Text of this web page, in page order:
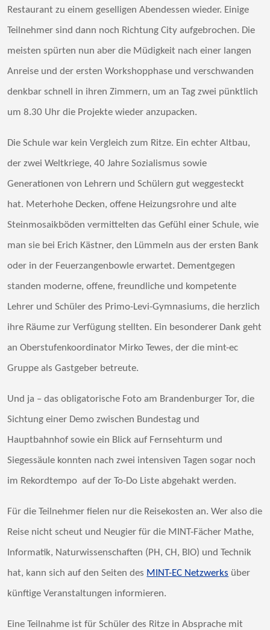
Restaurant zu einem geselligen Abendessen wieder. Einige
Teilnehmer sind dann noch Richtung City aufgebrochen. Die
meisten spürten nun aber die Müdigkeit nach einer langen
Anreise und der ersten Workshopphase und verschwanden
denkbar schnell in ihren Zimmern, um an Tag zwei pünktlich
um 8.30 Uhr die Projekte wieder anzupacken.
Die Schule war kein Vergleich zum Ritze. Ein echter Altbau,
der zwei Weltkriege, 40 Jahre Sozialismus sowie
Generationen von Lehrern und Schülern gut weggesteckt
hat. Meterhohe Decken, offene Heizungsrohre und alte
Steinmosaikböden vermittelten das Gefühl einer Schule, wie
man sie bei Erich Kästner, den Lümmeln aus der ersten Bank
oder in der Feuerzangenbowle erwartet. Dementgegen
standen moderne, offene, freundliche und kompetente
Lehrer und Schüler des Primo-Levi-Gymnasiums, die herzlich
ihre Räume zur Verfügung stellten. Ein besonderer Dank geht
an Oberstufenkoordinator Mirko Tewes, der die mint-ec
Gruppe als Gastgeber betreute.
Und ja – das obligatorische Foto am Brandenburger Tor, die
Sichtung einer Demo zwischen Bundestag und
Hauptbahnhof sowie ein Blick auf Fernsehturm und
Siegessäule konnten nach zwei intensiven Tagen sogar noch
im Rekordtempo auf der To-Do Liste abgehakt werden.
Für die Teilnehmer fielen nur die Reisekosten an. Wer also die
Reise nicht scheut und Neugier für die MINT-Fächer Mathe,
Informatik, Naturwissenschaften (PH, CH, BIO) und Technik
hat, kann sich auf den Seiten des MINT-EC Netzwerks über
künftige Veranstaltungen informieren.
Eine Teilnahme ist für Schüler des Ritze in Absprache mit